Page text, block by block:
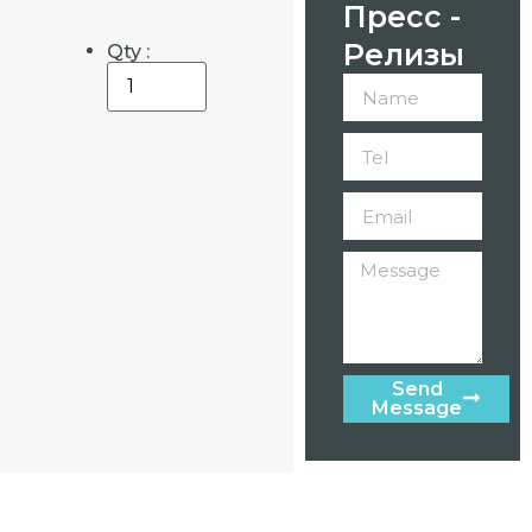
Qty :
Пресс -
Релизы
Send
Message